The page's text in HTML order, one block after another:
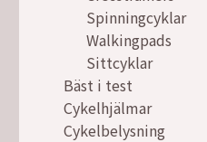
Spinningcyklar
Walkingpads
Sittcyklar
Bäst i test
Cykelhjälmar
Cykelbelysning